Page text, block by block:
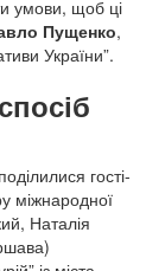
умови, щоб ці
Пущенко,
України”.
гості-
міжнародної
Наталія